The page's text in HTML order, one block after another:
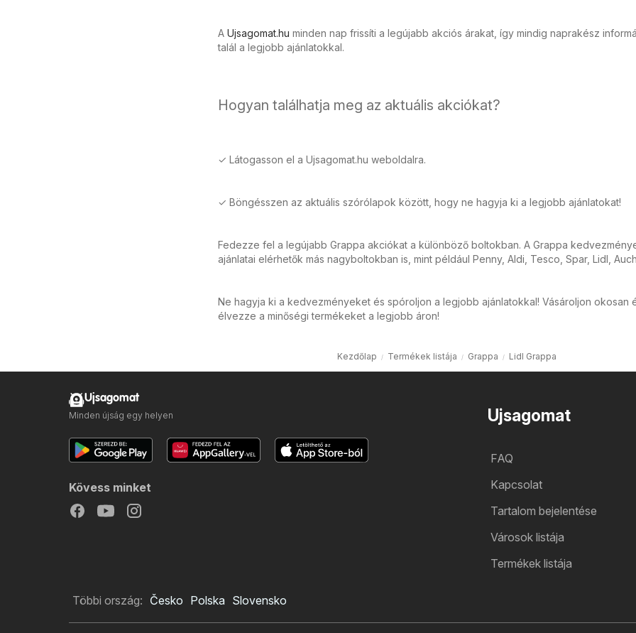
A Ujsagomat.hu minden nap frissíti a legújabb akciós árakat, így mindig naprakész
talál a legjobb ajánlatokkal.
Hogyan találhatja meg az aktuális akciókat?
✓ Látogasson el a Ujsagomat.hu weboldalra.
✓ Böngésszen az aktuális szórólapok között, hogy ne hagyja ki a legjobb ajánlatokat!
Fedezze fel a legújabb Grappa akciókat a különböző boltokban. A Grappa
ajánlatai elérhetők más nagyboltokban is, mint például Penny, Aldi, Tesco, Spar, Lidl,
Ne hagyja ki a kedvezményeket és spóroljon a legjobb ajánlatokkal! Vásároljon okosan
élvezze a minőségi termékeket a legjobb áron!
Kezdőlap Termékek listája Grappa Lidl Grappa
Ujsagomat
FAQ
Kapcsolat
Tartalom bejelentése
Városok listája
Termékek listája
Ujsagomat
Minden újság egy helyen
Kövess minket
Többi ország: Česko Polska Slovensko